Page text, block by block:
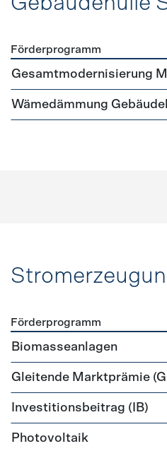
Förderprogramme
Förderprogramm
Gesamtmodernisierung
Wämedämmung
Förderprogramme
Förderprogramm
Biomasseanlagen
Gleitende Marktprämie
Investitionsbeitrag (IB)
Photovoltaik